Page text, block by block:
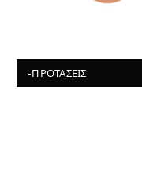
-ΠΡΟΤΆΣΕΙΣ